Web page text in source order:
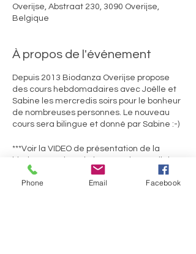
Overijse, Abstraat 230, 3090 Overijse,
Belgique
À propos de l'événement
Depuis 2013 Biodanza Overijse propose
des cours hebdomadaires avec Joëlle et
Sabine les mercredis soirs pour le bonheur
de nombreuses personnes. Le nouveau
cours sera bilingue et donné par Sabine :-)
***Voir la VIDEO de présentation de la
ce site!***
Phone Email Facebook